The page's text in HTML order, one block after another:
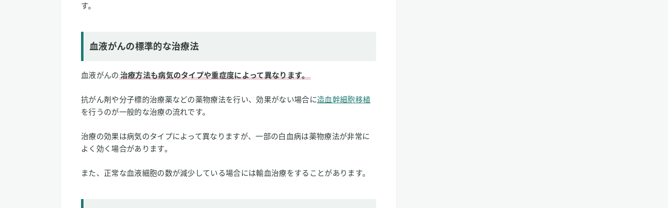
す。
血液がんの標準的な治療法
血液がんの治療方法も病気のタイプや重症度によって異なります。
抗がん剤や分子標的治療薬などの薬物療法を行い、効果がない場合に造血幹細胞移植
を行うのが一般的な治療の流れです。
治療の効果は病気のタイプによって異なりますが、一部の白血病は薬物療法が非常に
よく効く場合があります。
また、正常な血液細胞の数が減少している場合には輸血治療をすることがあります。